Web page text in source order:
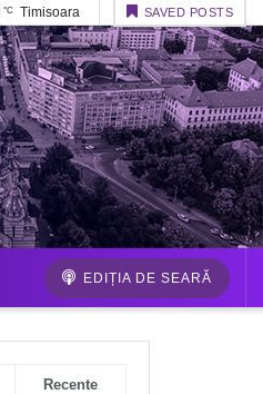
°C Timisoara SAVED POSTS
EDIȚIA DE SEARĂ
Recente